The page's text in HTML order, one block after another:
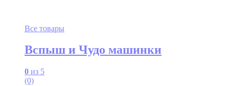
Все товары
Вспыш и Чудо машинки
0 из 5
(0)